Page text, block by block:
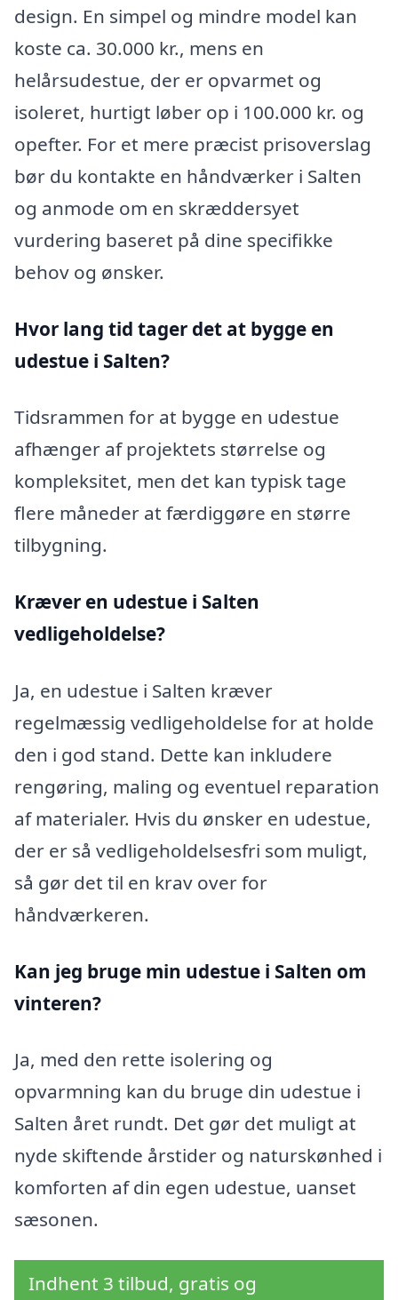
design. En simpel og mindre model kan
koste ca. 30.000 kr., mens en
helårsudestue, der er opvarmet og
isoleret, hurtigt løber op i 100.000 kr. og
opefter. For et mere præcist prisoverslag
bør du kontakte en håndværker i Salten
og anmode om en skræddersyet
vurdering baseret på dine specifikke
behov og ønsker.
Hvor lang tid tager det at bygge en
udestue i Salten?
Tidsrammen for at bygge en udestue
afhænger af projektets størrelse og
kompleksitet, men det kan typisk tage
flere måneder at færdiggøre en større
tilbygning.
Kræver en udestue i Salten
vedligeholdelse?
Ja, en udestue i Salten kræver
regelmæssig vedligeholdelse for at holde
den i god stand. Dette kan inkludere
rengøring, maling og eventuel reparation
af materialer. Hvis du ønsker en udestue,
der er så vedligeholdelsesfri som muligt,
så gør det til en krav over for
håndværkeren.
Kan jeg bruge min udestue i Salten om
vinteren?
Ja, med den rette isolering og
opvarmning kan du bruge din udestue i
Salten året rundt. Det gør det muligt at
nyde skiftende årstider og naturskønhed i
komforten af din egen udestue, uanset
sæsonen.
Indhent 3 tilbud, gratis og